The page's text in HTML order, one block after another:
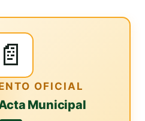
📄
OFICIAL
Municipal